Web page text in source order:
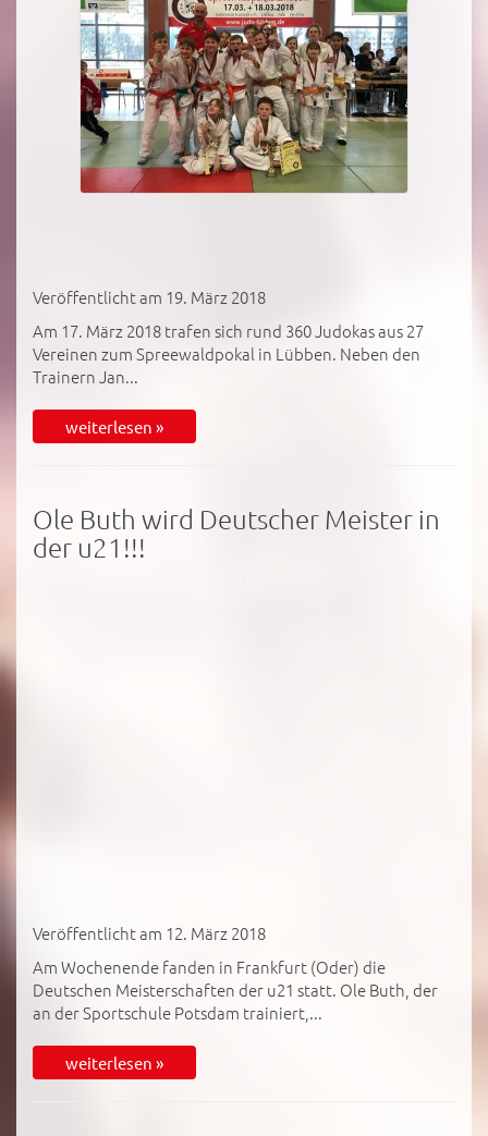
Veröffentlicht am 19. März 2018
Am 17. März 2018 trafen sich rund 360 Judokas aus 27
Vereinen zum Spreewaldpokal in Lübben. Neben den
Trainern Jan...
weiterlesen »
Ole Buth wird Deutscher Meister in
der u21!!!
Veröffentlicht am 12. März 2018
Am Wochenende fanden in Frankfurt (Oder) die
Deutschen Meisterschaften der u21 statt. Ole Buth, der
an der Sportschule Potsdam trainiert,...
weiterlesen »